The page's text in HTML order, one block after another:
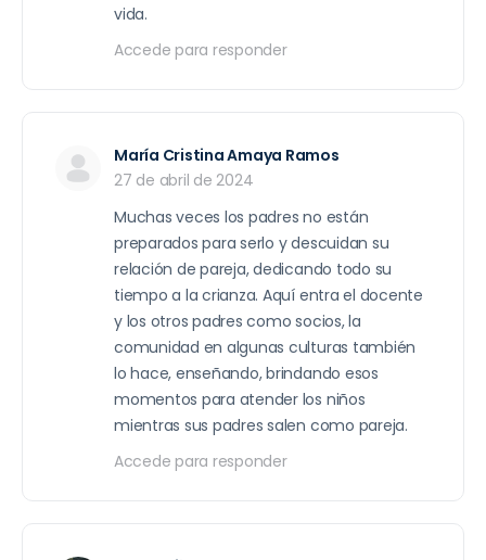
vida.
Accede para responder
María Cristina Amaya Ramos
27 de abril de 2024
Muchas veces los padres no están
preparados para serlo y descuidan su
relación de pareja, dedicando todo su
tiempo a la crianza. Aquí entra el docente
y los otros padres como socios, la
comunidad en algunas culturas también
lo hace, enseñando, brindando esos
momentos para atender los niños
mientras sus padres salen como pareja.
Accede para responder